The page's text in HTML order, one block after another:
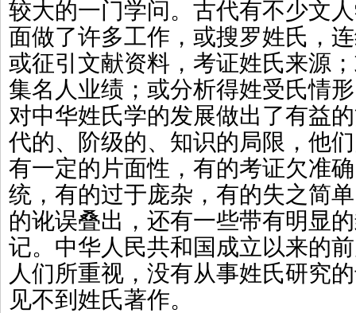
较大的一门学问。古代有不少文
面做了许多工作，或搜罗姓氏，
或征引文献资料，考证姓氏来源
集名人业绩；或分析得姓受氏情
对中华姓氏学的发展做出了有益
代的、阶级的、知识的局限，他
有一定的片面性，有的考证欠准
统，有的过于庞杂，有的失之简
的讹误叠出，还有一些带有明显
记。中华人民共和国成立以来的
人们所重视，没有从事姓氏研究
见不到姓氏著作。